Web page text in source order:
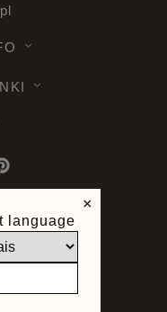
prawa
RODO -
×
language